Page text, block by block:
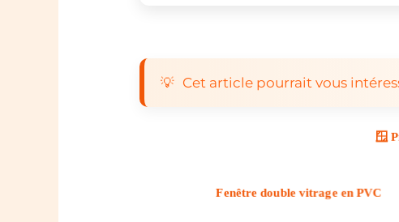
Cet article pourrait vous
🪟
Fenêtre double vitrage en PVC